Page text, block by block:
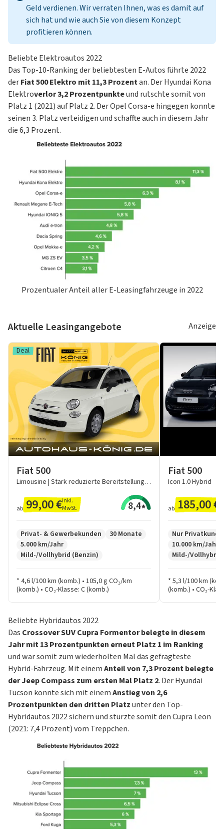
Geld verdienen.Wir verraten Ihnen, was es damit auf
sich hat und wie auch Sie von diesem Konzept
profitieren können.
Beliebte Elektroautos 2022
Das Top-10-Ranking der beliebtesten E-Autos führte 2022
derFiat 500 Elektro mit 11,3 Prozentan. DerHyundai Kona
Elektroverlor 3,2 Prozentpunkteund rutschte somit von
Platz 1 (2021) auf Platz 2. DerOpel Corsa-e hingegen konnte
seinen 3. Platz verteidigen und schaffte auch in diesem Jahr
die 6,3 Prozent.
Prozentualer Anteil aller E-Leasingfahrzeuge in 2022
Aktuelle Leasingangebote Anzeige
Deal
Fiat 500
Limousine | Stark reduzierte Bereitstellungskosten 🚀 | 2 Jahre Garantie❗️
ab 99,00 €inkl.
MwSt.
8,4
Privat- & Gewerbekunden
30 Monate
5.000 km/Jahr
Mild-/Vollhybrid (Benzin)
* 4,6 l/100 km (komb.) • 105,0 g CO₂/km
(komb.) • CO₂-Klasse: C (komb.)
Fiat 500
Icon 1.0 Hybrid
ab 185,00 €
Nur
10.000 km/Jahr
Mild-/Vollhybrid
* 5,3 l/100 km
(komb.) • CO₂-
Beliebte Hybridautos 2022
Das Crossover SUV Cupra Formentor belegte in diesem
Jahr mit 13 Prozentpunkten erneut Platz 1 im Ranking
und war somit zum wiederholten Mal das gefragteste
Hybrid-Fahrzeug. Mit einemAnteil von 7,3 Prozent belegte
derJeep Compass zum ersten Mal Platz 2. DerHyundai
Tucson konnte sich mit einemAnstieg von 2,6
Prozentpunkten den dritten Platzunter den Top-
Hybridautos 2022 sichern und stürzte somit denCupra Leon
(2021: 7,4 Prozent) vom Treppchen.